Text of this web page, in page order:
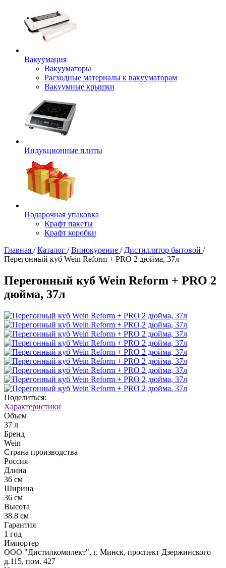
Вакуумация
Вакууматоры
Расходные материалы к вакууматорам
Вакуумные крышки
Индукционные плиты
Подарочная упаковка
Крафт пакеты
Крафт коробки
Главная / Каталог / Винокурение / Дистиллятор бытовой /
Перегонный куб Wein Reform + PRO 2 дюйма, 37л
Перегонный куб Wein Reform + PRO 2
дюйма, 37л
Поделиться:
Характеристики
Объем
37 л
Бренд
Wein
Страна производства
Россия
Длина
36 см
Ширина
36 см
Высота
38.8 см
Гарантия
1 год
Импортер
ООО "Дистилкомплект", г. Минск, проспект Дзержинского
д.115, пом. 427